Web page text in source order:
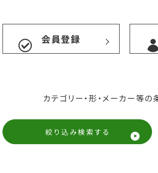
会員登録
カテゴリー・形・メーカー等
絞り込み検索する